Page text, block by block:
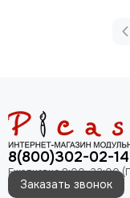
8(800)302-02-14
Заказать звонок